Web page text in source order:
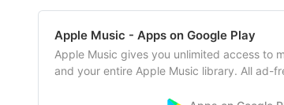
Apple Music - Apps on Google Play
Apple Music gives you unlimited access to
and your entire Apple Music library. All ad-